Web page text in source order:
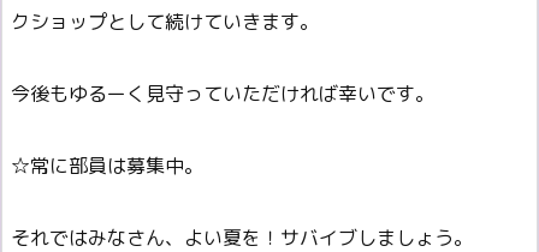
クショップとして続けていきます。
今後もゆるーく見守っていただければ幸いです。
☆常に部員は募集中。
それではみなさん、よい夏を！サバイブしましょう。